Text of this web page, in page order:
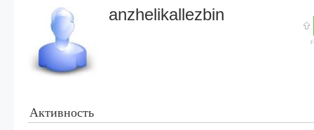
anzhelikallezbin
Активность